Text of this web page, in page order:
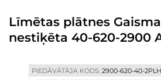
Blogs
Kontaktinformācija
Līmētas plātnes
nestiķēta 40-620-2900
PIEDĀVĀTĀJA KODS:2900-620-40-